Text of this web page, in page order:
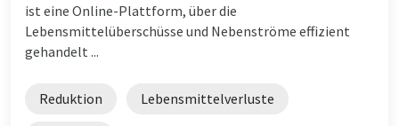
ist eine Online-Plattform, über die
Lebensmittelüberschüsse und Nebenströme effizient
gehandelt ...
Reduktion Lebensmittelverluste